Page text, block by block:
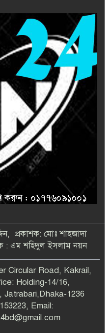
প্রকাশক: মোঃ শাহজাদা
: এম শহিদুল ইসলাম নয়ন
Circular Road, Kakrail,
Holding-14/16,
Jatrabari,Dhaka-1236
Email: